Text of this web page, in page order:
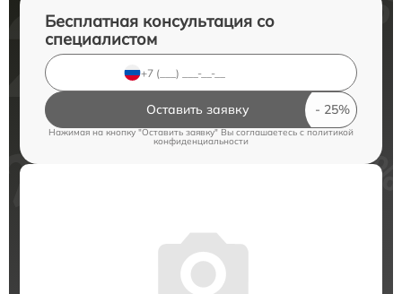
Бесплатная консультация со
специалистом
Оставить заявку
Нажимая на кнопку "Оставить заявку" Вы соглашаетесь cполитикой
конфиденциальности